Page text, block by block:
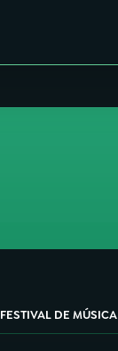
FESTIVAL DE MÚSICA